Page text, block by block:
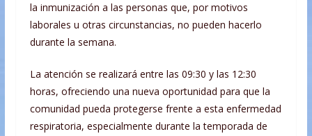
la inmunización a las personas que, por motivos
laborales u otras circunstancias, no pueden hacerlo
durante la semana.
La atención se realizará entre las 09:30 y las 12:30
horas, ofreciendo una nueva oportunidad para que la
comunidad pueda protegerse frente a esta enfermedad
respiratoria, especialmente durante la temporada de